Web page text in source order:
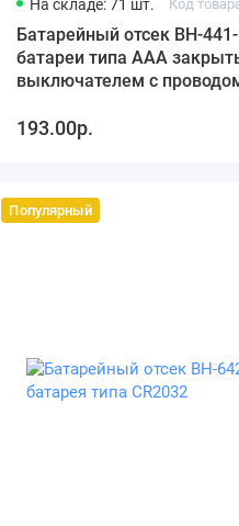
На складе: 71 шт. Код
Батарейный отсек BH-
батареи типа AAА
выключателем с
193.00р.
Популярный